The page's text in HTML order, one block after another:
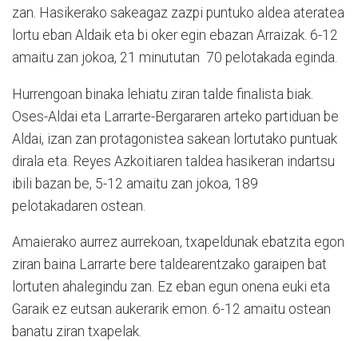
zan. Hasikerako sakeagaz zazpi puntuko aldea ateratea
lortu eban Aldaik eta bi oker egin ebazan Arraizak. 6-12
amaitu zan jokoa, 21 minututan 70 pelotakada eginda.
Hurrengoan binaka lehiatu ziran talde finalista biak.
Oses-Aldai eta Larrarte-Bergararen arteko partiduan be
Aldai, izan zan protagonistea sakean lortutako puntuak
dirala eta. Reyes Azkoitiaren taldea hasikeran indartsu
ibili bazan be, 5-12 amaitu zan jokoa, 189
pelotakadaren ostean.
Amaierako aurrez aurrekoan, txapeldunak ebatzita egon
ziran baina Larrarte bere taldearentzako garaipen bat
lortuten ahalegindu zan. Ez eban egun onena euki eta
Garaik ez eutsan aukerarik emon. 6-12 amaitu ostean
banatu ziran txapelak.